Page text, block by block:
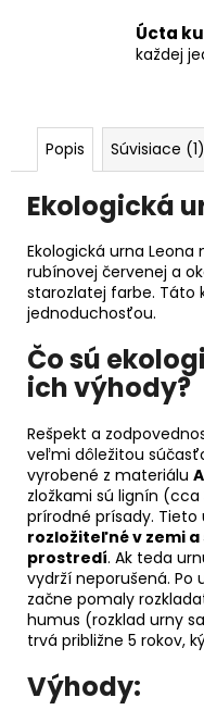
Úcta ku
každej
Popis Súvisiace (1)
Ekologická
Ekologická urna
rubínovej červenej a
starozlatej farbe. Táto
jednoduchosťou.
Čo sú
ich výhody?
Rešpekt a
veľmi dôležitou
vyrobené z materiálu
zložkami sú lignín
prírodné prísady. Tieto
rozložiteľné v zemi
prostredí. Ak teda
vydrží neporušená. Po
začne pomaly
humus (rozklad urny
trvá približne 5 rokov,
Výhody: